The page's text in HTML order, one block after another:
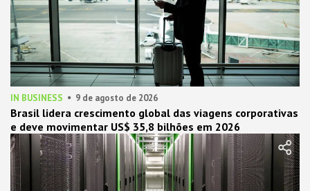
IN BUSINESS 9 de agosto de 2026
Brasil lidera crescimento global das viagens corporativas
e deve movimentar US$ 35,8 bilhões em 2026